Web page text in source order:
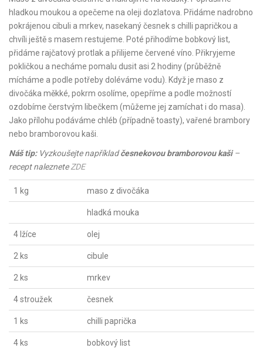
hladkou moukou a opečeme na oleji dozlatova. Přidáme nadrobno
pokrájenou cibuli a mrkev, nasekaný česnek s chilli papričkou a
chvíli ještě s masem restujeme. Poté přihodíme bobkový list,
přidáme rajčatový protlak a přilijeme červené víno. Přikryjeme
pokličkou a necháme pomalu dusit asi 2 hodiny (průběžně
mícháme a podle potřeby doléváme vodu). Když je maso z
divočáka měkké, pokrm osolíme, opepříme a podle možností
ozdobíme čerstvým libečkem (můžeme jej zamíchat i do masa).
Jako přílohu podáváme chléb (případně toasty), vařené brambory
nebo bramborovou kaši.
Náš tip:Vyzkoušejte napříkladčesnekovou bramborovou kaši–
recept nalezneteZDE
1 kg maso z divočáka
hladká mouka
4 lžíce olej
2 ks cibule
2 ks mrkev
4 stroužek česnek
1 ks chilli paprička
4 ks bobkový list